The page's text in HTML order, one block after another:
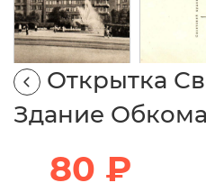
Открытка
Здание
80 ₽